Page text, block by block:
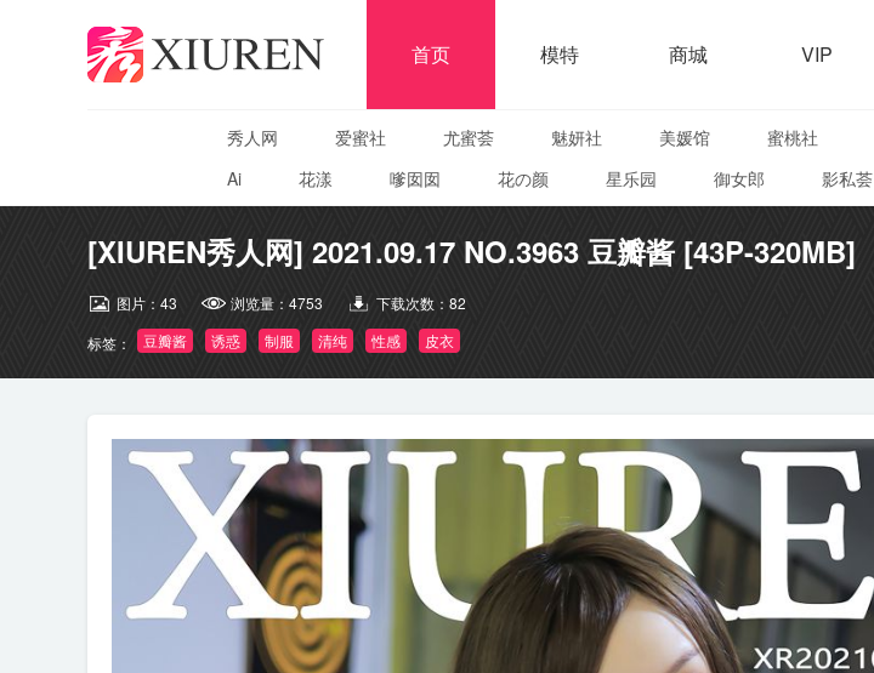
首页 模特 商城 VIP
秀人网 爱蜜社 尤蜜荟 魅妍社 美媛馆 蜜桃社
Ai
花漾 嗲囡囡 花の颜 星乐园 御女郎 影私荟
[XIUREN秀人网] 2021.09.17 NO.3963 豆瓣酱 [43P-320MB]
图片： 43 浏览量： 4753 下载次数： 82
标签：
豆瓣酱 诱惑 制服 清纯 性感 皮衣